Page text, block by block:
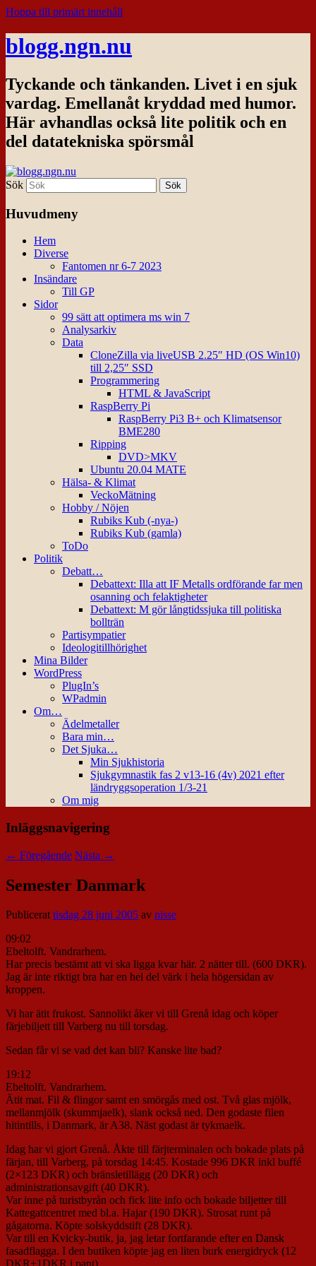
Hoppa till primärt innehåll
blogg.ngn.nu
Tyckande och tänkanden. Livet i en sjuk
vardag. Emellanåt kryddad med humor.
Här avhandlas också lite politik och en
del datatekniska spörsmål
Sök
Huvudmeny
Hem
Diverse
Fantomen nr 6-7 2023
Insändare
Till GP
Sidor
99 sätt att optimera ms win 7
Analysarkiv
Data
CloneZilla via liveUSB 2.25″ HD (OS Win10)
till 2,25″ SSD
Programmering
HTML & JavaScript
RaspBerry Pi
RaspBerry Pi3 B+ och Klimatsensor
BME280
Ripping
DVD>MKV
Ubuntu 20.04 MATE
Hälsa- & Klimat
VeckoMätning
Hobby / Nöjen
Rubiks Kub (-nya-)
Rubiks Kub (gamla)
ToDo
Politik
Debatt…
Debattext: Illa att IF Metalls ordförande far men
osanning och felaktigheter
Debattext: M gör långtidssjuka till politiska
bollträn
Partisympatier
Ideologitillhörighet
Mina Bilder
WordPress
PlugIn’s
WPadmin
Om…
Ädelmetaller
Bara min…
Det Sjuka…
Min Sjukhistoria
Sjukgymnastik fas 2 v13-16 (4v) 2021 efter
ländryggsoperation 1/3-21
Om mig
Inläggsnavigering
← Föregående Nästa →
Semester Danmark
Publicerattisdag 28 juni 2005 av nisse
09:02
Ebeltolft. Vandrarhem.
Har precis bestämt att vi ska ligga kvar här. 2 nätter till. (600 DKR).
Jag är inte riktigt bra har en hel del värk i hela högersidan av
kroppen.
Vi har ätit frukost. Sannolikt åker vi till Grenå idag och köper
färjebiljett till Varberg nu till torsdag.
Sedan får vi se vad det kan bli? Kanske lite bad?
19:12
Ebeltolft. Vandrarhem.
Ätit mat. Fil & flingor samt en smörgås med ost. Två glas mjölk,
mellanmjölk (skummjaelk), slank också ned. Den godaste filen
hitintills, i Danmark, är A38. Näst godast är tykmaelk.
Idag har vi gjort Grenå. Åkte till färjterminalen och bokade plats på
färjan, till Varberg, på torsdag 14:45. Kostade 996 DKR inkl buffé
(2×123 DKR) och bränsletillägg (20 DKR) och
administrationsavgift (40 DKR).
Var inne på turistbyrån och fick lite info och bokade biljetter till
Kattegattcentret med bl.a. Hajar (190 DKR). Strosat runt på
gågatorna. Köpte solskyddstift (28 DKR).
Var till en Kvicky-butik, ja, jag letar fortfarande efter en Dansk
fasadflagga. I den butiken köpte jag en liten burk energidryck (12